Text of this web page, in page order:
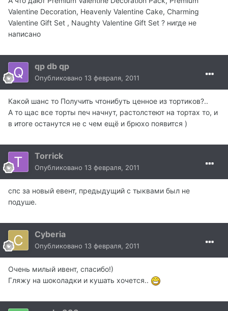
Valentine Decoration, Heavenly Valentine Cake, Charming
Valentine Gift Set , Naughty Valentine Gift Set ? нигде не
написано
qp db qp
Опубликовано 13 февраля, 2011
Какой шанс то Получить чтонибуть ценное из тортиков?..
А то щас все торты печ начнут, растолстеют на тортах то, и
в итоге останутся не с чем ещё и брюхо появится )
Torrick
Опубликовано 13 февраля, 2011
спс за новый евент, предыдущий с тыквами был не
подуше.
Cyberia
Опубликовано 13 февраля, 2011
Очень милый ивент, спасибо!)
Гляжу на шоколадки и кушать хочется..